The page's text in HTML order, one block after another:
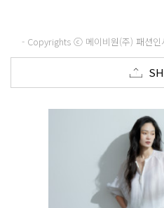
- Copyrights ⓒ 메이비원(주) 패션인